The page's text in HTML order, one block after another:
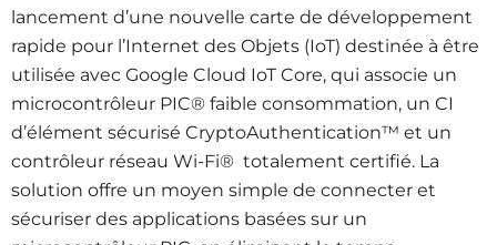
lancement d’une nouvelle carte de développement
rapide pour l’Internet des Objets (IoT) destinée à être
utilisée avec Google Cloud IoT Core, qui associe un
microcontrôleur PIC® faible consommation, un CI
d’élément sécurisé CryptoAuthentication™ et un
contrôleur réseau Wi-Fi® totalement certifié. La
solution offre un moyen simple de connecter et
sécuriser des applications basées sur un